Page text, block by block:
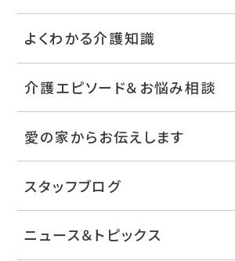
よくわかる介護知識
介護エピソード＆お悩み相談
愛の家からお伝えします
スタッフブログ
ニュース＆トピックス